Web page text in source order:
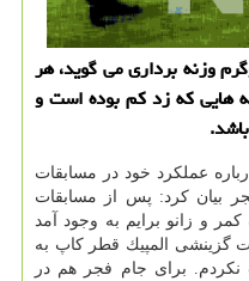
قهرمان دسته 109 كیلوگرم وزنه برداری می گوید، هر
هایی كه زد كم بوده است و
عملكرد خود در مسابقات
بیان كرد: پس از مسابقات
و زانو برایم به وجود آمد
گزینشی المپیك قطر كاپ به
برای جام فجر هم در